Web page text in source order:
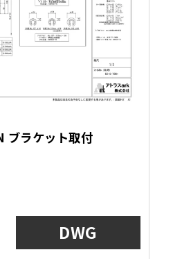
ラケット取付
DWG